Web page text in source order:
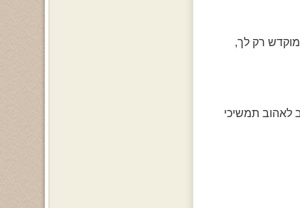
רק לך,
לאהוב תמשיכי